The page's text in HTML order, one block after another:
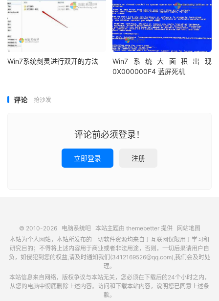
Win7系统剑灵进行双开的方法
Win7系统大面积出现
0X000000F4 蓝屏死机
评论 抢沙发
评论前必须登录！
立即登录 注册
© 2010-2026 电脑系统吧本站主题由 themebetter提供
网站地图
本站为个人网站，本站所发布的一切软件资源均来自于互联网仅限用于学习和
研究目的；不得将上述内容用于商业或者非法用途，否则，一切后果请用户自
负，如侵犯到您的权益,请及时通知我们(3412169526@qq.com),我们会及时处
理。
本站信息来自网络，版权争议与本站无关，您必须在下载后的24个小时之内，
从您的电脑中彻底删除上述内容。访问和下载本站内容，说明您已同意上述条
款。